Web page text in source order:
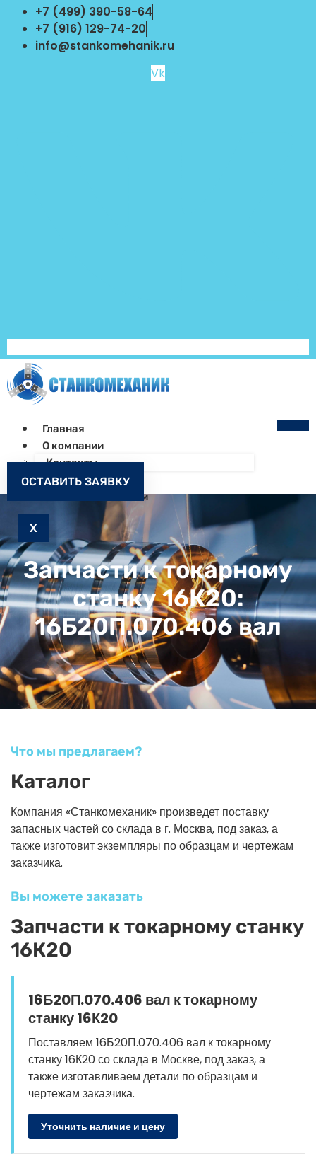
Перейти
содержимому
+7 (499) 390-58-64
+7 (916) 129-74-20
info@stankomehanik.ru
Vk
Главная
О компании
Контакты
Как заказать
Запчасти к станкам
X
ОСТАВИТЬ ЗАЯВКУ
Запчасти к токарному
станку 16К20:
16Б20П.070.406 вал
Что мы предлагаем?
Каталог
Компания «Станкомеханик» произведет поставку
запасных частей со склада в г. Москва, под заказ, а
также изготовит экземпляры по образцам и чертежам
заказчика.
Вы можете заказать
Запчасти к токарному станку
16К20
16Б20П.070.406 вал к токарному
станку 16К20
Поставляем 16Б20П.070.406 вал к токарному
станку 16К20 со склада в Москве, под заказ, а
также изготавливаем детали по образцам и
чертежам заказчика.
Уточнить наличие и цену